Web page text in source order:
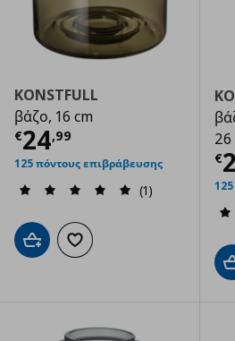
KONSTFULL
βάζο, 16 cm
€24,99
Τρέχουσα τιμή €
125 πόντους επιβράβευσης
(1)
Προσθήκη στο καλάθι
Προσθήκη στα αγαπημένα
26
€